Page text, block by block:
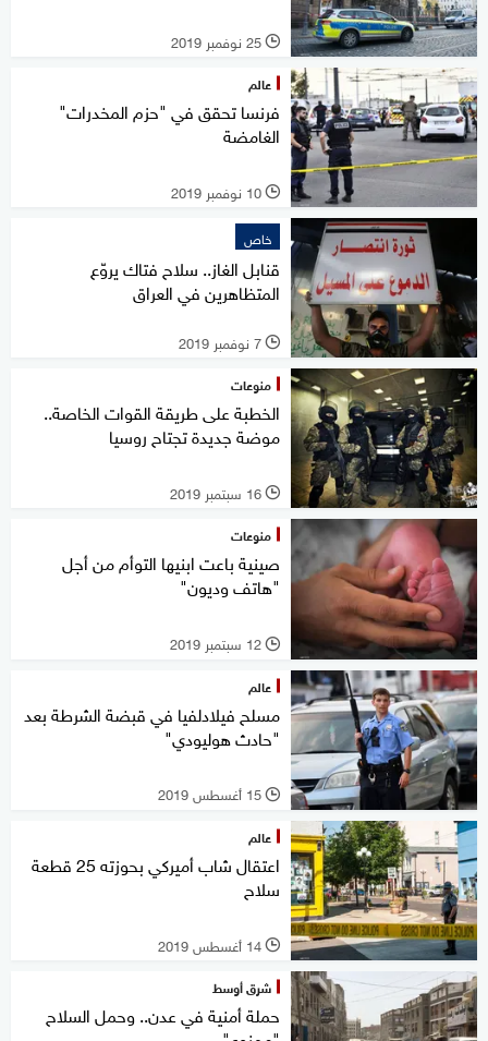
l 25 نوفمبر 2019
عالم
فرنسا تحقق في "حزم المخدرات"
الغامضة
l 10 نوفمبر 2019
خاص
قنابل الغاز.. سلاح فتاك يروّع
المتظاهرين في العراق
l 7 نوفمبر 2019
منوعات
الخطبة على طريقة القوات الخاصة..
موضة جديدة تجتاح روسيا
l 16 سبتمبر 2019
منوعات
صينية باعت ابنيها التوأم من أجل
"هاتف وديون"
l 12 سبتمبر 2019
عالم
مسلح فيلادلفيا في قبضة الشرطة بعد
"حادث هوليودي"
l 15 أغسطس 2019
عالم
اعتقال شاب أميركي بحوزته 25 قطعة
سلاح
l 14 أغسطس 2019
شرق أوسط
حملة أمنية في عدن.. وحمل السلاح